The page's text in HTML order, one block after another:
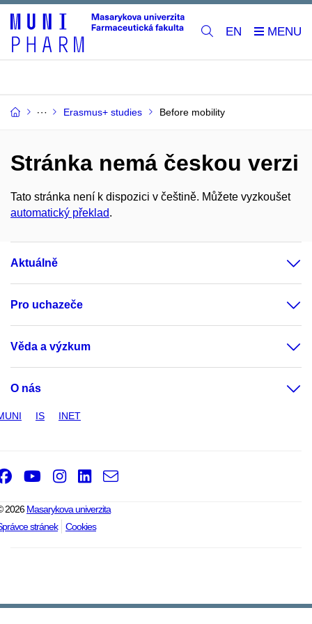
EN
Erasmus+ studies Before mobility
Stránka nemá českou verzi
Tato stránka není k dispozici v češtině. Můžete vyzkoušet
automatický překlad.
Aktuálně
Pro uchazeče
Věda a výzkum
O nás
IS INET
2026Masarykova univerzita
stránek
Cookies
Facebook
Youtube
Instagram
LinkedIn
e-